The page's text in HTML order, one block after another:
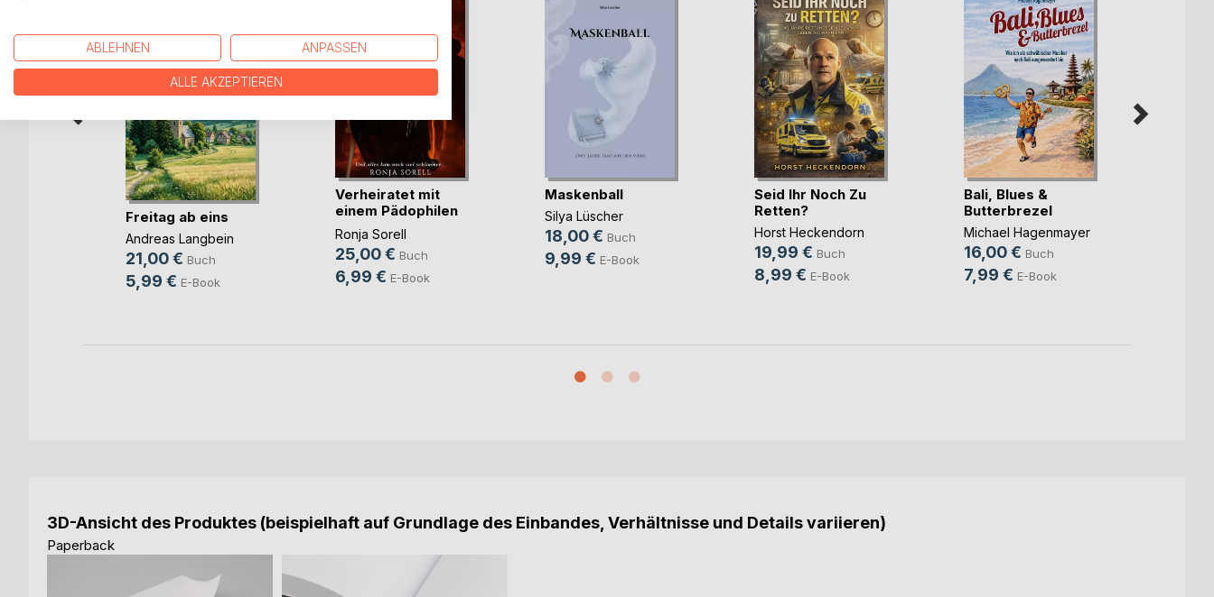
Freitag ab eins
Andreas Langbein
21,00 € Buch
5,99 € E-Book
Verheiratet mit
einem Pädophilen
u(...)
Ronja Sorell
25,00 € Buch
6,99 € E-Book
Maskenball
Silya Lüscher
18,00 € Buch
9,99 € E-Book
Seid Ihr Noch Zu
Retten?
Horst Heckendorn
19,99 € Buch
8,99 € E-Book
Bali, Blues &
Butterbrezel
Michael Hagenmayer
16,00 € Buch
7,99 € E-Book
3D-Ansicht des Produktes (beispielhaft auf Grundlage des Einbandes, Verhältnisse und Details variieren)
Paperback
ABLEHNEN ANPASSEN
ALLE AKZEPTIEREN